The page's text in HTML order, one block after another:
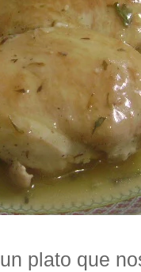
plato que